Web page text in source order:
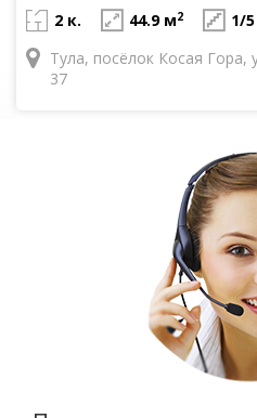
2 к. 44.9 м2
1/
Тула, посёлок Косая Гора,
37